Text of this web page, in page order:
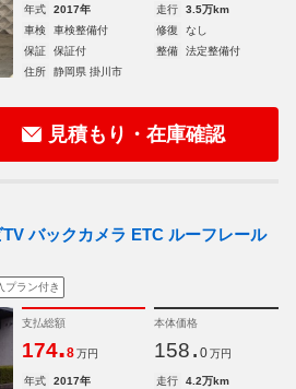
年式 2017年 走行
3.5万km
車検
車検整備付 修復
なし
保証
保証付 整備
法定整備付
住所
静岡県 掛川市
見積もり・在庫確認
バックカメラ ETC ルーフレール
プラン付き
支払総額
174.8 万円
本体価格
158. 0 万円
年式 2017年 走行
4.2万km